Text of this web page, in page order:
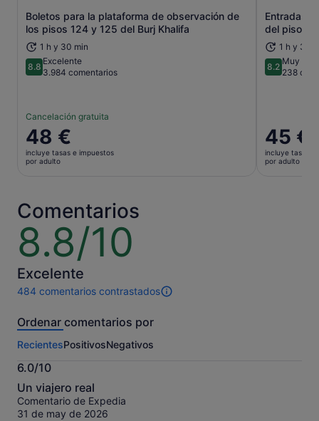
Boletos para la plataforma de observación de
los pisos 124 y 125 del Burj Khalifa
1 h y 30 min
8.88.8 sobre 10
Excelente
3.984 comentarios
Cancelación gratuita
El
precio
es
por
adulto
48 €
incluye tasas e impuestos
por adulto
Se abre en una pestaña nueva
Entradas
del piso
1 h y 30
8.28.2 sobre
Muy bien
238
El
precio
es
45 €
incluye tasas e
por adulto
Comentarios
8.8/10
8.8
sobre
10
Excelente
484 comentarios contrastados
484 comentarios
esta
Más
información
sobre
nuestros
comentarios
contrastados.
Ordenar comentarios por
RecientesPositivosNegativos
6.0/10
6.0
sobre
10
Un viajero real
Comentario de Expedia
31 de may de 2026